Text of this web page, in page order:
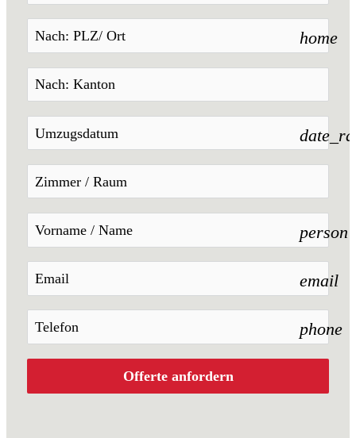
home
person
email
phone
Offerte anfordern